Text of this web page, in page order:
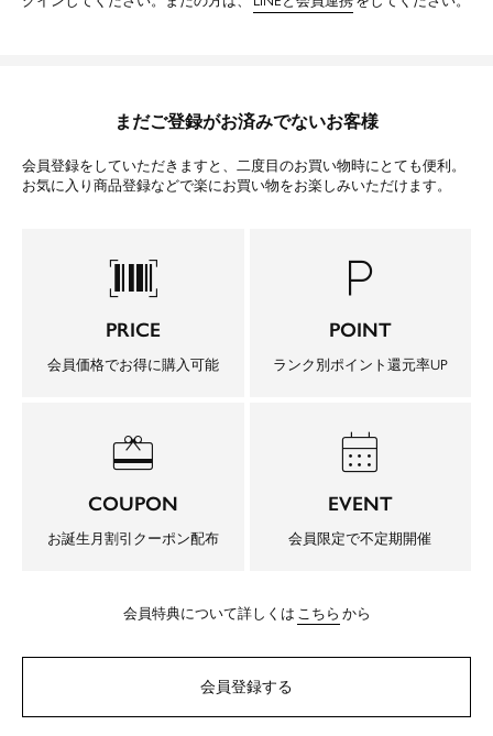
まだご登録がお済みでないお客様
会員登録をしていただきますと、二度目のお買い物時にとても便利。
お気に入り商品登録などで楽にお買い物をお楽しみいただけます。
barcode_scanner
PRICE
会員価格でお得に購入可能
local_parking
POINT
ランク別ポイント還元率UP
redeem
COUPON
お誕生月割引クーポン配布
calendar_month
EVENT
会員限定で不定期開催
会員特典について詳しくは こちら から
会員登録する